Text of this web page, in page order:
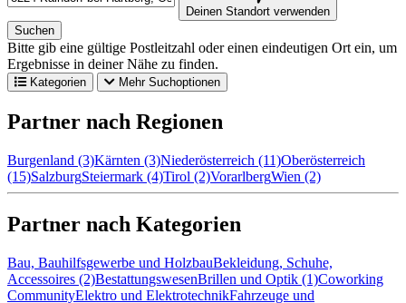
Deinen Standort verwenden
Suchen
Bitte gib eine gültige Postleitzahl oder einen eindeutigen Ort ein, um
Ergebnisse in deiner Nähe zu finden.
Kategorien Mehr Suchoptionen
Partner nach Regionen
Burgenland (3)Kärnten (3)Niederösterreich (11)Oberösterreich
(15)SalzburgSteiermark (4)Tirol (2)VorarlbergWien (2)
Partner nach Kategorien
Bau, Bauhilfsgewerbe und HolzbauBekleidung, Schuhe,
Accessoires (2)BestattungswesenBrillen und Optik (1)Coworking
CommunityElektro und ElektrotechnikFahrzeuge und